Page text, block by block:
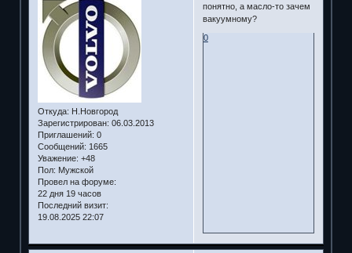
Откуда: Н.Новгород
Зарегистрирован: 06.03.2013
Приглашений: 0
Сообщений: 1665
Уважение: +48
Пол: Мужской
Провел на форуме:
22 дня 19 часов
Последний визит:
19.08.2025 22:07
понятно, а масло-то зачем
вакуумному?
0